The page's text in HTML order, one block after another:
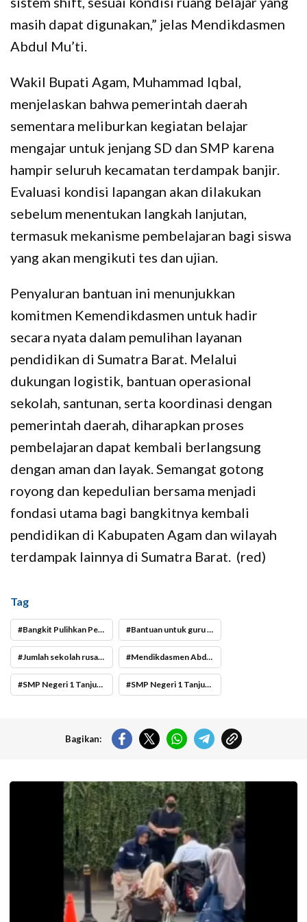
masih dapat digunakan,” jelas Mendikdasmen
Abdul Mu’ti.
Wakil Bupati Agam, Muhammad Iqbal,
menjelaskan bahwa pemerintah daerah
sementara meliburkan kegiatan belajar
mengajar untuk jenjang SD dan SMP karena
hampir seluruh kecamatan terdampak banjir.
Evaluasi kondisi lapangan akan dilakukan
sebelum menentukan langkah lanjutan,
termasuk mekanisme pembelajaran bagi siswa
yang akan mengikuti tes dan ujian.
Penyaluran bantuan ini menunjukkan
komitmen Kemendikdasmen untuk hadir
secara nyata dalam pemulihan layanan
pendidikan di Sumatra Barat. Melalui
dukungan logistik, bantuan operasional
sekolah, santunan, serta koordinasi dengan
pemerintah daerah, diharapkan proses
pembelajaran dapat kembali berlangsung
dengan aman dan layak. Semangat gotong
royong dan kepedulian bersama menjadi
fondasi utama bagi bangkitnya kembali
pendidikan di Kabupaten Agam dan wilayah
terdampak lainnya di Sumatra Barat. (red)
Tag
Bangkit Pulihkan Pendidikan di Sumatera Bantuan untuk guru korban
Jumlah sekolah rusak akibat bencana Sumatera Jumlah sekolah rusak akibat bencana Sumatera Barat Mendikdasmen Abdul Mu’ti kunjungi SMP Negeri 1 Tanjung Raya
SMP Negeri 1 Tanjung Raya SMP Negeri 1 Tanjung Raya korban bencana Sumatera Barat
Bagikan:
Pramusapa Transjakarta bantu disabilitas.(Foto: Istimewa-
beritajakarta.id)